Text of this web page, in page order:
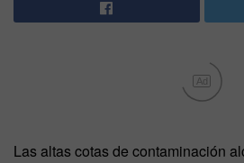
Ad
Las altas cotas de contaminación